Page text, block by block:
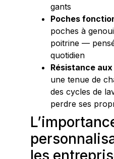
gants
Poches
poches à
poitrine —
quotidien
Résistance
une tenue de
des cycles de
perdre ses
les